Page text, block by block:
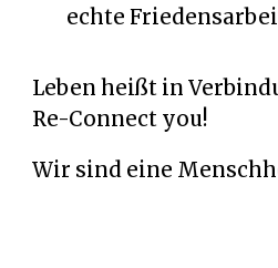
echte
Leben heißt in
Re-Connect you!
Wir sind eine